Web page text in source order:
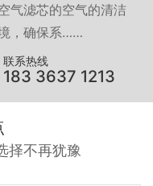
气滤芯的空气的清洁
，确保系……
联系热线
183 3637 1213
择不再犹豫